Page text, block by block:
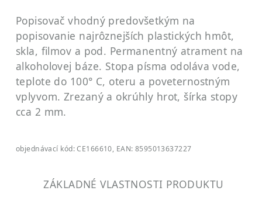
Popisovač vhodný predovšetkým na
popisovanie najrôznejších plastických hmôt,
skla, filmov a pod. Permanentný atrament na
alkoholovej báze. Stopa písma odoláva vode,
teplote do 100° C, oteru a poveternostným
vplyvom. Zrezaný a okrúhly hrot, šírka stopy
cca 2 mm.
objednávací kód: CE166610, EAN: 8595013637227
ZÁKLADNÉ VLASTNOSTI PRODUKTU